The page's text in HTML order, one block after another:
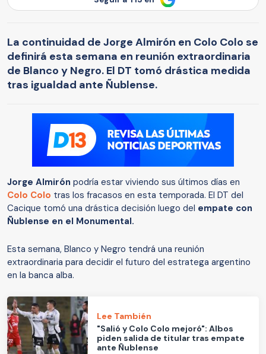
La continuidad de Jorge Almirón en Colo Colo se
definirá esta semana en reunión extraordinaria
de Blanco y Negro. El DT tomó drástica medida
tras igualdad ante Ñublense.
Jorge Almirón podría estar viviendo sus últimos días en
Colo Colo tras los fracasos en esta temporada. El DT del
Cacique tomó una drástica decisión luego del empate con
Ñublense en el Monumental.
Esta semana, Blanco y Negro tendrá una reunión
extraordinaria para decidir el futuro del estratega argentino
en la banca alba.
Lee También
"Salió y Colo Colo mejoró": Albos
piden salida de titular tras empate
ante Ñublense